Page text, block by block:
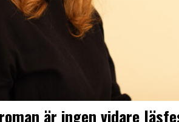
är ingen vidare